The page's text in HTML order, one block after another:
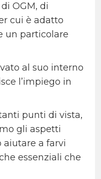
OGM, di
cui è adatto
un particolare
al suo interno
l’impiego in
punti di vista,
gli aspetti
aiutare a farvi
essenziali che